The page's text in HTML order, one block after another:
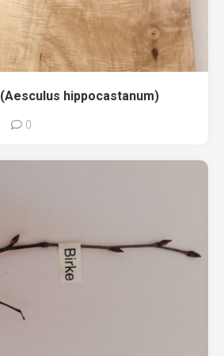
(Aesculus hippocastanum)
0